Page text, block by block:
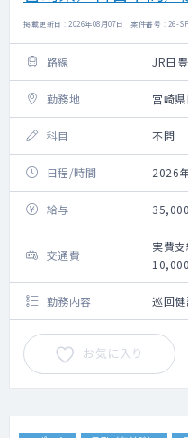
掲載更新日 : 2026年08月07日 案件番号 : 26-
路線 JR日
勤務地 宮崎
科目 不問
日程/時間 2026
給与
交通費
実費
勤務内容 巡回健
お気に入り